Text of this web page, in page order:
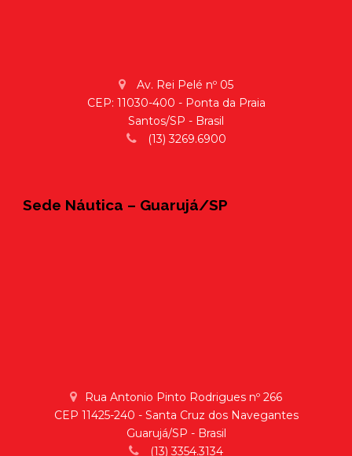
Av. Rei Pelé nº 05
CEP: 11030-400 - Ponta da Praia
Santos/SP - Brasil
(13) 3269.6900
Sede Náutica – Guarujá/SP
Rua Antonio Pinto Rodrigues nº 266
CEP 11425-240 - Santa Cruz dos Navegantes
Guarujá/SP - Brasil
(13) 3354.3134